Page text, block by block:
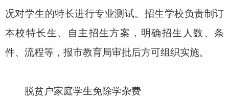
况对学生的特长进行专业测试。招生学校负责制订
本校特长生、自主招生方案，明确招生人数、条
件、流程等，报市教育局审批后方可组织实施。
脱贫户家庭学生免除学杂费